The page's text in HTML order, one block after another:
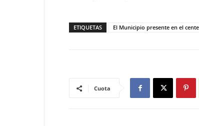
ETIQUETAS El Municipio presente en el
Cuota